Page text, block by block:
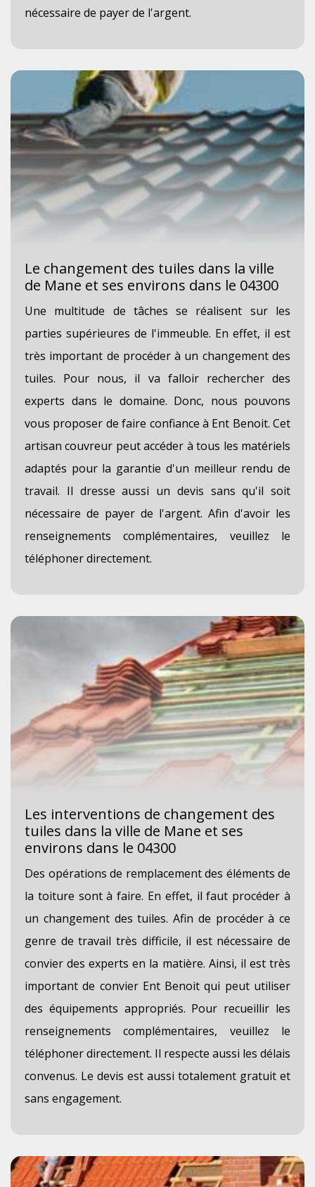
nécessaire de payer de l'argent.
Le changement des tuiles dans la ville
de Mane et ses environs dans le 04300
Une multitude de tâches se réalisent sur les
parties supérieures de l'immeuble. En effet, il est
très important de procéder à un changement des
tuiles. Pour nous, il va falloir rechercher des
experts dans le domaine. Donc, nous pouvons
vous proposer de faire confiance à Ent Benoit. Cet
artisan couvreur peut accéder à tous les matériels
adaptés pour la garantie d'un meilleur rendu de
travail. Il dresse aussi un devis sans qu'il soit
nécessaire de payer de l'argent. Afin d'avoir les
renseignements complémentaires, veuillez le
téléphoner directement.
Les interventions de changement des
tuiles dans la ville de Mane et ses
environs dans le 04300
Des opérations de remplacement des éléments de
la toiture sont à faire. En effet, il faut procéder à
un changement des tuiles. Afin de procéder à ce
genre de travail très difficile, il est nécessaire de
convier des experts en la matière. Ainsi, il est très
important de convier Ent Benoit qui peut utiliser
des équipements appropriés. Pour recueillir les
renseignements complémentaires, veuillez le
téléphoner directement. Il respecte aussi les délais
convenus. Le devis est aussi totalement gratuit et
sans engagement.